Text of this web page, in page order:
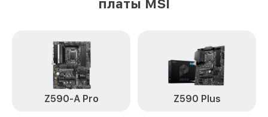
платы MSI
Z590-A Pro Z590 Plus